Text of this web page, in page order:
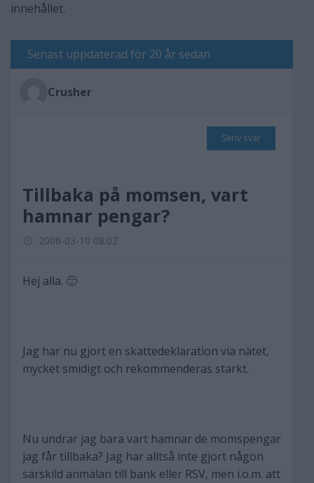
innehållet.
Senast uppdaterad för 20 år sedan
Crusher
Skriv svar
Tillbaka på momsen, vart
hamnar pengar?
2006-03-10 08:02
Hej alla. 🙂
Jag har nu gjort en skattedeklaration via nätet,
mycket smidigt och rekommenderas starkt.
Nu undrar jag bara vart hamnar de momspengar
jag får tillbaka? Jag har alltså inte gjort någon
särskild anmälan till bank eller RSV, men i.o.m. att